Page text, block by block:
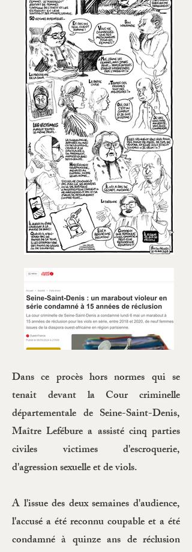
Dans ce procès hors normes qui se
tenait devant la Cour criminelle
départementale de Seine-Saint-Denis,
Maître Lefébure a assisté cinq parties
civiles victimes d'escroquerie,
d'agression sexuelle et de viols.
A l'issue des deux semaines d'audience,
l'accusé a été reconnu coupable et a été
condamné à quinze ans de réclusion